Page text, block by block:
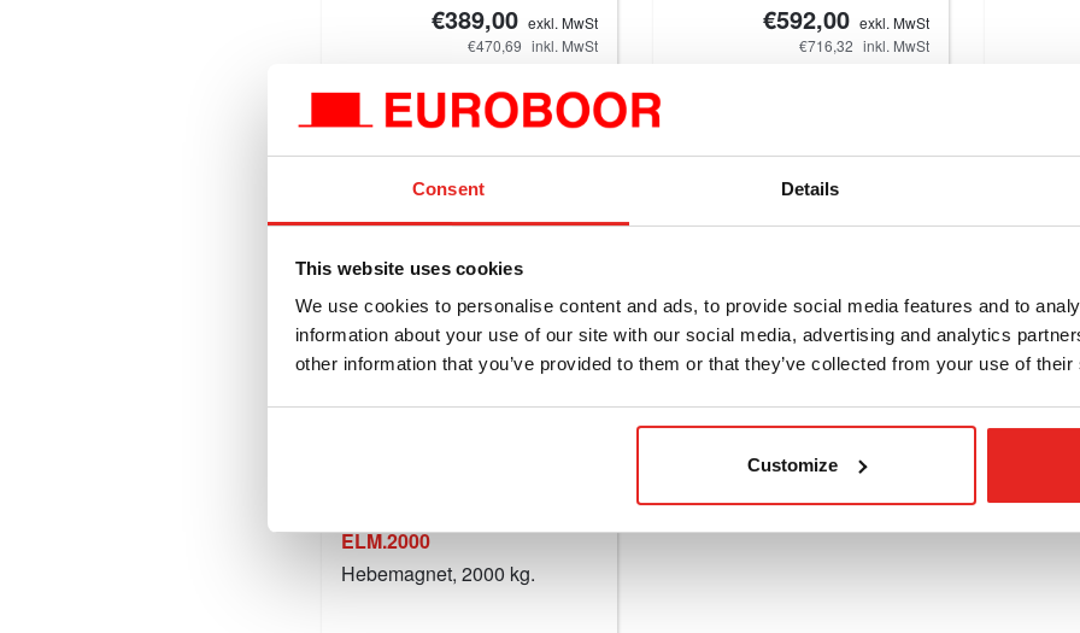
Consent Details
This website uses cookies
We use cookies to personalise content and ads, to provide social media features and to
information about your use of our site with our social media, advertising and analytics
other information that you’ve provided to them or that they’ve collected from your use of
Customize
€389,00 exkl. MwSt
€470,69 inkl. MwSt
Vergleichen Sie dieses Produkt
€592,00 exkl. MwSt
€716,32 inkl. MwSt
ELM.2000
Hebemagnet, 2000 kg.